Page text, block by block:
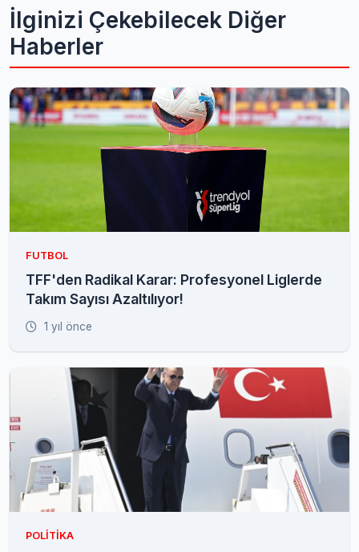
İlginizi Çekebilecek Diğer
Haberler
FUTBOL
TFF'den Radikal Karar: Profesyonel Liglerde
Takım Sayısı Azaltılıyor!
1 yıl önce
POLITIKA